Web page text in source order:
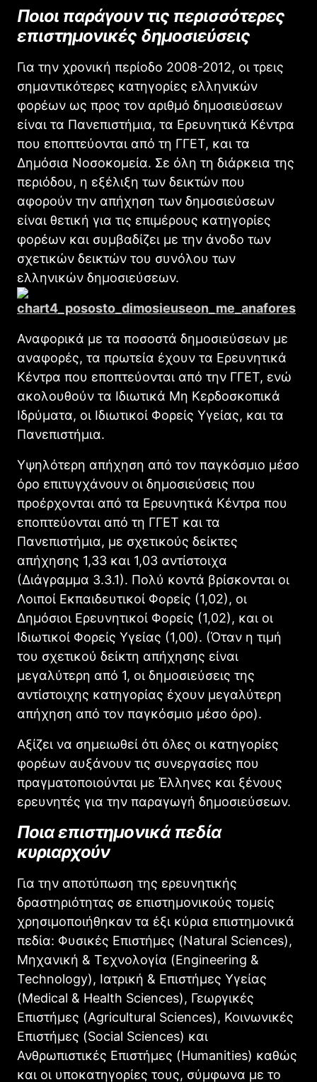
Ποιοι παράγουν τις περισσότερες
επιστημονικές δημοσιεύσεις
Για την χρονική περίοδο 2008-2012, οι τρεις
σημαντικότερες κατηγορίες ελληνικών
φορέων ως προς τον αριθμό δημοσιεύσεων
είναι τα Πανεπιστήμια, τα Ερευνητικά Κέντρα
που εποπτεύονται από τη ΓΓΕΤ, και τα
Δημόσια Νοσοκομεία. Σε όλη τη διάρκεια της
περιόδου, η εξέλιξη των δεικτών που
αφορούν την απήχηση των δημοσιεύσεων
είναι θετική για τις επιμέρους κατηγορίες
φορέων και συμβαδίζει με την άνοδο των
σχετικών δεικτών του συνόλου των
ελληνικών δημοσιεύσεων.
Αναφορικά με τα ποσοστά δημοσιεύσεων με
αναφορές, τα πρωτεία έχουν τα Ερευνητικά
Κέντρα που εποπτεύονται από την ΓΓΕΤ, ενώ
ακολουθούν τα Ιδιωτικά Μη Κερδοσκοπικά
Ιδρύματα, οι Ιδιωτικοί Φορείς Υγείας, και τα
Πανεπιστήμια.
Υψηλότερη απήχηση από τον παγκόσμιο μέσο
όρο επιτυγχάνουν οι δημοσιεύσεις που
προέρχονται από τα Ερευνητικά Κέντρα που
εποπτεύονται από τη ΓΓΕΤ και τα
Πανεπιστήμια, με σχετικούς δείκτες
απήχησης 1,33 και 1,03 αντίστοιχα
(Διάγραμμα 3.3.1). Πολύ κοντά βρίσκονται οι
Λοιποί Εκπαιδευτικοί Φορείς (1,02), οι
Δημόσιοι Ερευνητικοί Φορείς (1,02), και οι
Ιδιωτικοί Φορείς Υγείας (1,00). (Όταν η τιμή
του σχετικού δείκτη απήχησης είναι
μεγαλύτερη από 1, οι δημοσιεύσεις της
αντίστοιχης κατηγορίας έχουν μεγαλύτερη
απήχηση από τον παγκόσμιο μέσο όρο).
Αξίζει να σημειωθεί ότι όλες οι κατηγορίες
φορέων αυξάνουν τις συνεργασίες που
πραγματοποιούνται με Έλληνες και ξένους
ερευνητές για την παραγωγή δημοσιεύσεων.
Ποια επιστημονικά πεδία
κυριαρχούν
Για την αποτύπωση της ερευνητικής
δραστηριότητας σε επιστημονικούς τομείς
χρησιμοποιήθηκαν τα έξι κύρια επιστημονικά
πεδία: Φυσικές Επιστήμες (Natural Sciences),
Μηχανική & Τεχνολογία (Engineering &
Technology), Ιατρική & Επιστήμες Υγείας
(Medical & Health Sciences), Γεωργικές
Επιστήμες (Agricultural Sciences), Κοινωνικές
Επιστήμες (Social Sciences) και
Ανθρωπιστικές Επιστήμες (Humanities) καθώς
και οι υποκατηγορίες τους, σύμφωνα με το